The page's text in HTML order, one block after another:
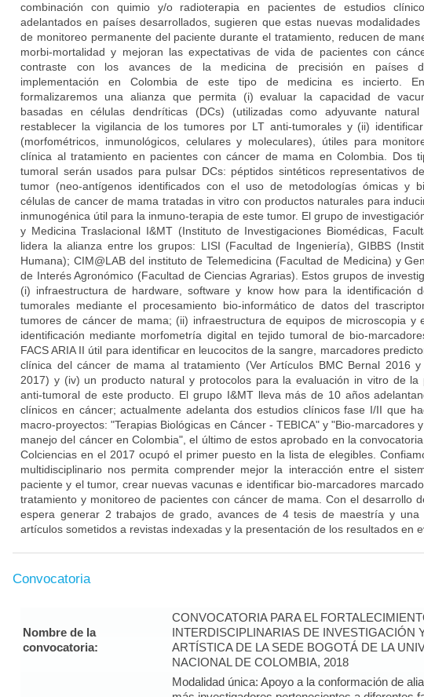
combinación con quimio y/o radioterapia en pacientes de estudios
adelantados en países desarrollados, sugieren que estas nuevas
de monitoreo permanente del paciente durante el tratamiento, reducen de
morbi-mortalidad y mejoran las expectativas de vida de pacientes con
contraste con los avances de la medicina de precisión en países
implementación en Colombia de este tipo de medicina es incierto.
formalizaremos una alianza que permita (i) evaluar la capacidad de
basadas en células dendríticas (DCs) (utilizadas como adyuvante natural
restablecer la vigilancia de los tumores por LT anti-tumorales y (ii)
(morfométricos, inmunológicos, celulares y moleculares), útiles para
clínica al tratamiento en pacientes con cáncer de mama en Colombia. Dos
tumoral serán usados para pulsar DCs: péptidos sintéticos representativos
tumor (neo-antígenos identificados con el uso de metodologías ómicas y
células de cancer de mama tratadas in vitro con productos naturales para
inmunogénica útil para la inmuno-terapia de este tumor. El grupo de
y Medicina Traslacional I&MT (Instituto de Investigaciones Biomédicas,
lidera la alianza entre los grupos: LISI (Facultad de Ingeniería), GIBBS
Humana); CIM@LAB del instituto de Telemedicina (Facultad de Medicina) y
de Interés Agronómico (Facultad de Ciencias Agrarias). Estos grupos de
(i) infraestructura de hardware, software y know how para la identificación
tumorales mediante el procesamiento bio-informático de datos del
tumores de cáncer de mama; (ii) infraestructura de equipos de microscopia y
identificación mediante morfometría digital en tejido tumoral de bio-
FACS ARIA II útil para identificar en leucocitos de la sangre, marcadores
clínica del cáncer de mama al tratamiento (Ver Artículos BMC Bernal 2016
2017) y (iv) un producto natural y protocolos para la evaluación in vitro de la
anti-tumoral de este producto. El grupo I&MT lleva más de 10 años
clínicos en cáncer; actualmente adelanta dos estudios clínicos fase I/II que
macro-proyectos: "Terapias Biológicas en Cáncer - TEBICA" y "Bio-marcadores
manejo del cáncer en Colombia", el último de estos aprobado en la
Colciencias en el 2017 ocupó el primer puesto en la lista de elegibles.
multidisciplinario nos permita comprender mejor la interacción entre el
paciente y el tumor, crear nuevas vacunas e identificar bio-marcadores
tratamiento y monitoreo de pacientes con cáncer de mama. Con el desarrollo
espera generar 2 trabajos de grado, avances de 4 tesis de maestría y una
artículos sometidos a revistas indexadas y la presentación de los resultados en
Convocatoria
Nombre de la
convocatoria:
CONVOCATORIA PARA EL
INTERDISCIPLINARIAS DE INVESTIGACIÓN
ARTÍSTICA DE LA SEDE BOGOTÁ DE LA
NACIONAL DE COLOMBIA, 2018
Modalidad única: Apoyo a la conformación de